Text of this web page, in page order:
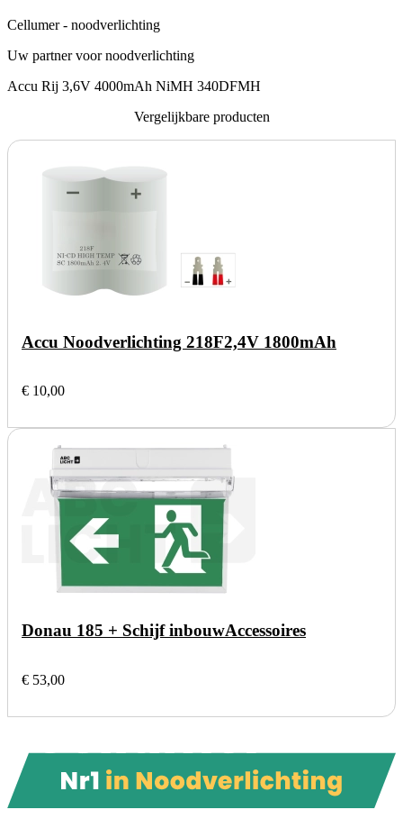
Cellumer - noodverlichting
Uw partner voor noodverlichting
Accu Rij 3,6V 4000mAh NiMH 340DFMH
Vergelijkbare producten
Accu Noodverlichting 218F2,4V 1800mAh
€ 10,00
Donau 185 + Schijf inbouwAccessoires
€ 53,00